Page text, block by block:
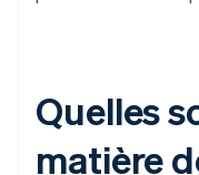
Quelles
matière